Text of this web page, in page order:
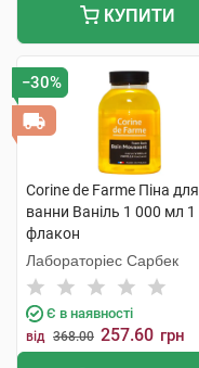
КУПИТИ
−30%
Corine de Farme Піна для
ванни Ваніль 1 000 мл 1
флакон
Лабораторіес Сарбек
Є в наявності
від 368.00 257.60 грн